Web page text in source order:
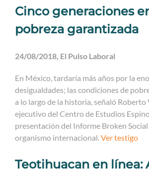
Cinco generaciones
pobreza garantizada
24/08/2018, El Pulso Laboral
En México, tardaría más años por la
desigualdades; las condiciones de
a lo largo de la historia, señaló Roberto
ejecutivo del Centro de Estudios
presentación del Informe Broken
organismo internacional.Ver testigo
Teotihuacan en línea: